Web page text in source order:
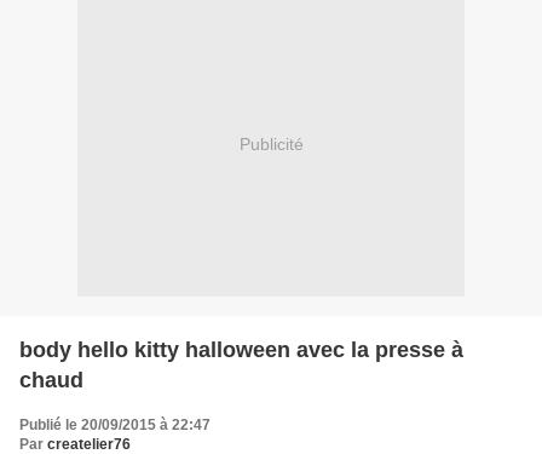
Publicité
body hello kitty halloween avec la presse à
chaud
Publié le 20/09/2015 à 22:47
Par createlier76